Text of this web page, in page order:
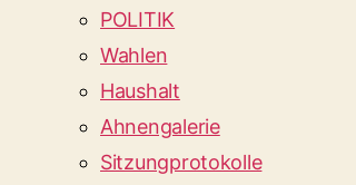
POLITIK
Wahlen
Haushalt
Ahnengalerie
Sitzungprotokolle